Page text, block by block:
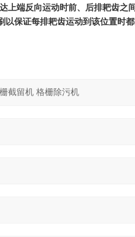
上端反向运动时前、后排耙齿之
保证每排耙齿运动到该位置时都